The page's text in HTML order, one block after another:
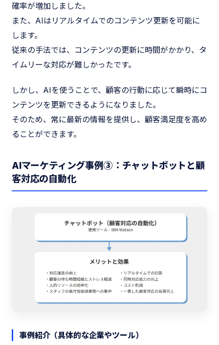
確率が増加しました。
また、AIはリアルタイムでのコンテンツ更新を可能に
します。
従来の手法では、コンテンツの更新に時間がかかり、タ
イムリーな対応が難しかったです。
しかし、AIを使うことで、顧客の行動に応じて瞬時にコ
ンテンツを更新できるようになりました。
そのため、常に最新の情報を提供し、顧客満足度を高め
ることができます。
AIマーケティング事例③：チャットボットと顧
客対応の自動化
事例紹介（具体的な企業やツール）